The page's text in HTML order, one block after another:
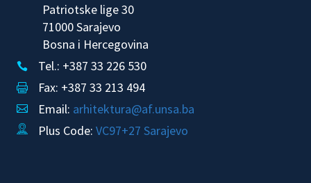
Patriotske lige 30
71000 Sarajevo
Bosna i Hercegovina

 Tel.: +387 33 226 530

 Fax: +387 33 213 494

 Email: arhitektura@af.unsa.ba

 Plus Code: VC97+27 Sarajevo